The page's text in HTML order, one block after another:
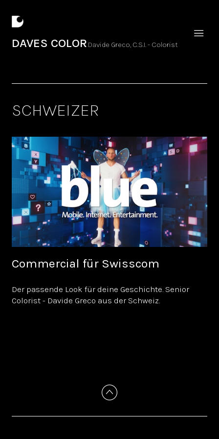
DAVES COLOR Davide Greco, C.S.I. - Colorist
SCHWEIZER
Commercial für Swisscom
Der passende Look für deine Geschichte. Senior
Colorist - Davide Greco aus der Schweiz.